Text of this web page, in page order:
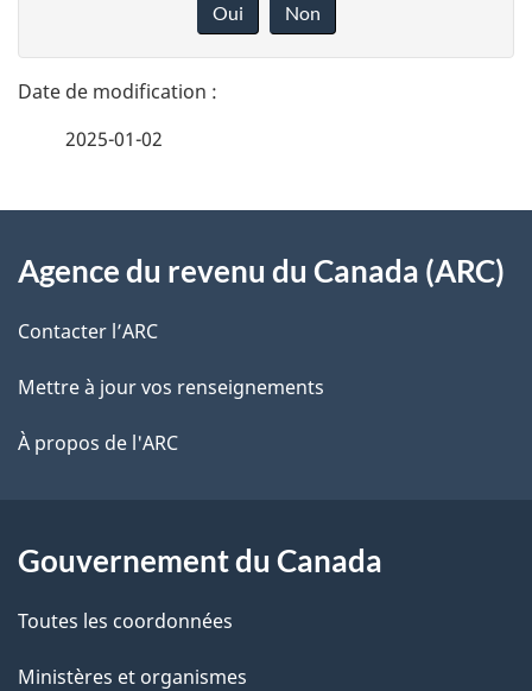
t
a
l
s
l
a
a
g
e
n
o
t
r
e
é
t
a
t
i
Oui Non
2025-01-02
propos
de
ce
site
Agence du revenu du Canada (ARC)
Contacter l’ARC
Mettre à jour vos renseignements
À propos de l'ARC
Gouvernement du Canada
Toutes les coordonnées
Ministères et organismes